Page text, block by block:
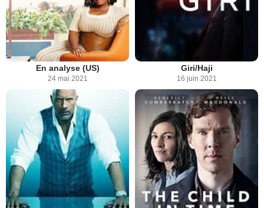
En analyse (US)
24 mai 2021
Giri/Haji
16 juin 2021